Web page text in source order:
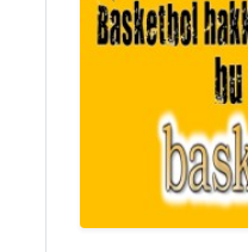
A.
Köşe
ESAT